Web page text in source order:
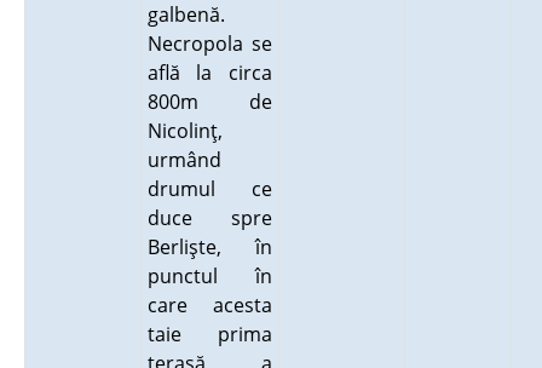
galbenă.
Necropola se
află la circa
800m de
Nicolinţ,
urmând
drumul ce
duce spre
Berlişte, în
punctul în
care acesta
taie prima